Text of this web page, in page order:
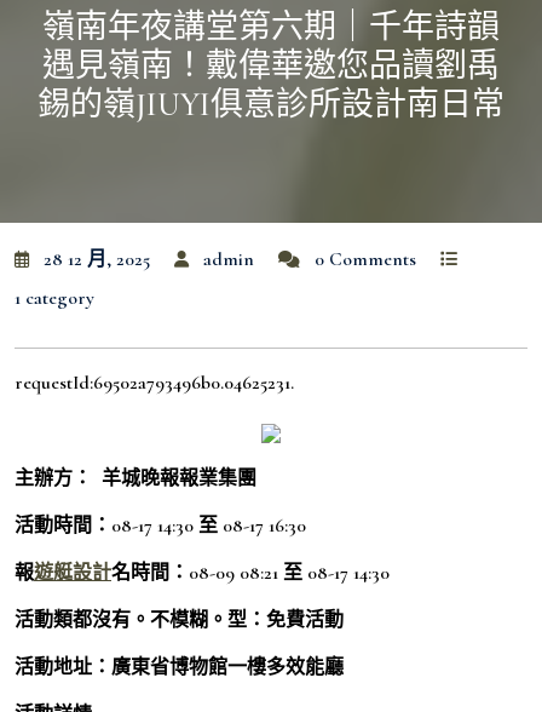
嶺南年夜講堂第六期｜千年詩韻
遇見嶺南！戴偉華邀您品讀劉禹
錫的嶺JIUYI俱意診所設計南日常
28 12 月, 2025 admin
0 Comments
1 category
requestId:69502a793496b0.04625231.
主辦方： 羊城晚報報業集團
活動時間：08-17 14:30 至 08-17 16:30
報遊艇設計名時間：08-09 08:21 至 08-17 14:30
活動類都沒有。不模糊。型：免費活動
活動地址：廣東省博物館一樓多效能廳